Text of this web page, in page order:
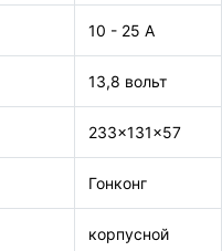
10 - 25 А
13,8 вольт
233x131x57
Гонконг
корпусной